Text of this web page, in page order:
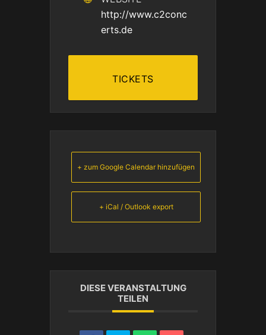
http://www.c2conc
erts.de
TICKETS
+ zum Google Calendar hinzufügen
+ iCal / Outlook export
DIESE VERANSTALTUNG
TEILEN